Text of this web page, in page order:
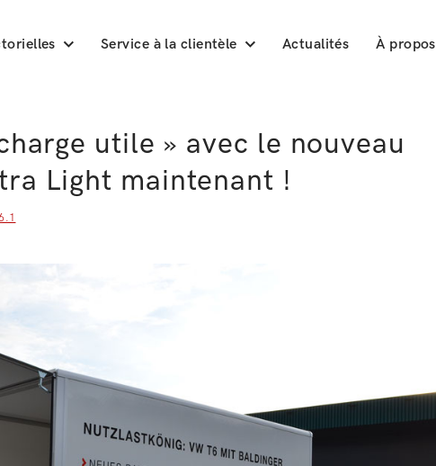
Service à la clientèle Actualités À propos
utile » avec le nouveau
Light maintenant !